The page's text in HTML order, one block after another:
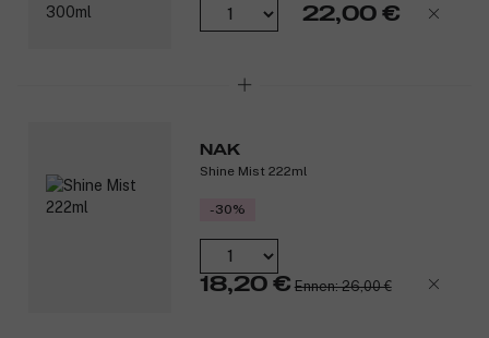
22,00 €
NAK
Shine Mist 222ml
-30%
18,20 € Ennen: 26,00 €